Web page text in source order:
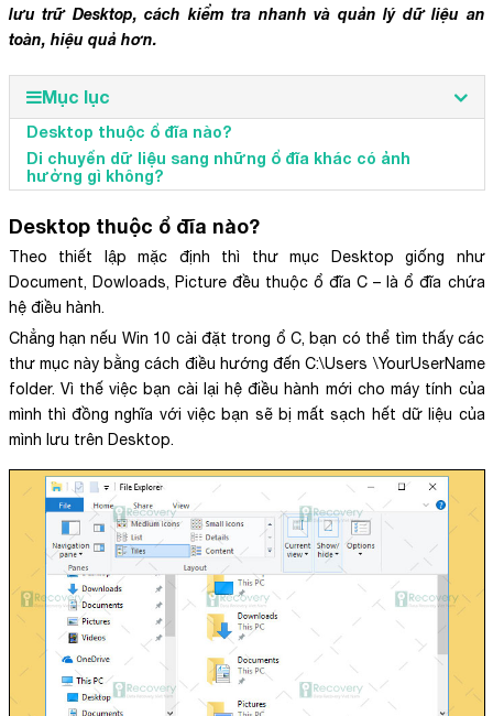
lưu trữ Desktop, cách kiểm tra nhanh và quản lý dữ liệu an
toàn, hiệu quả hơn.
Mục lục
Desktop thuộc ổ đĩa nào?
Di chuyển dữ liệu sang những ổ đĩa khác có ảnh
hưởng gì không?
Desktop thuộc ổ đĩa nào?
Theo thiết lập mặc định thì thư mục Desktop giống như
Document, Dowloads, Picture đều thuộc ổ đĩa C – là ổ đĩa chứa
hệ điều hành.
Chẳng hạn nếu Win 10 cài đặt trong ổ C, bạn có thể tìm thấy các
thư mục này bằng cách điều hướng đến C:\Users \YourUserName
folder. Vì thế việc bạn cài lại hệ điều hành mới cho máy tính của
mình thì đồng nghĩa với việc bạn sẽ bị mất sạch hết dữ liệu của
mình lưu trên Desktop.